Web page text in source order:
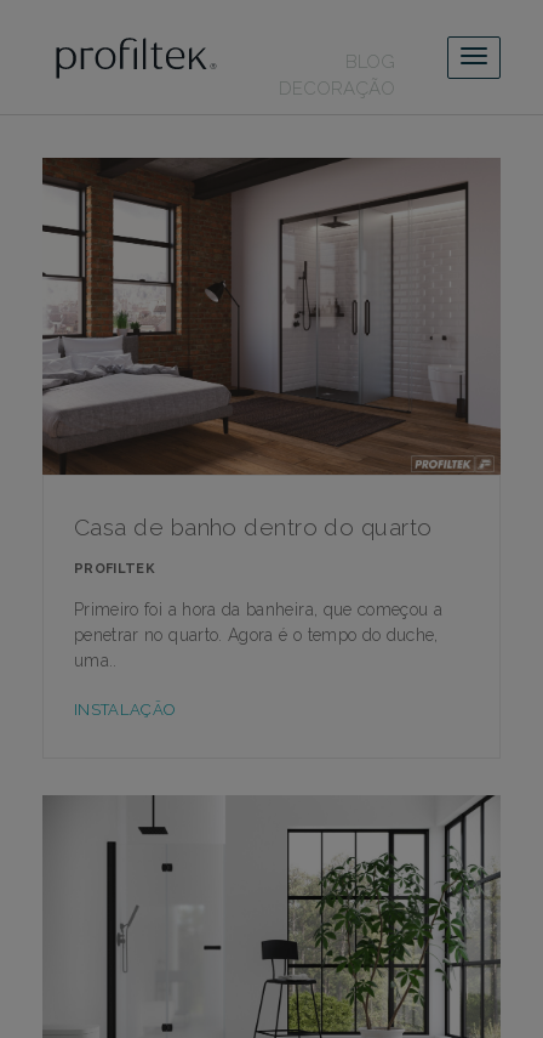
BLOG
DECORAÇÃO
Casa de banho dentro do quarto
PROFILTEK
Primeiro foi a hora da banheira, que começou a
penetrar no quarto. Agora é o tempo do duche,
uma..
INSTALAÇÃO